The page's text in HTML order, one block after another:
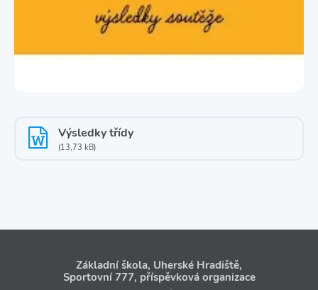
Výsledky třídy
(13,73 kB)
Základní škola, Uherské Hradiště,
Sportovní 777, příspěvková organizace